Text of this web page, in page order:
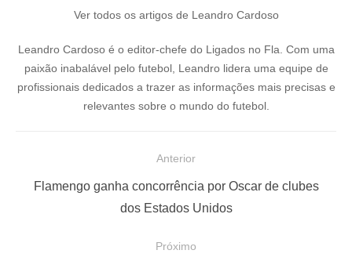
Ver todos os artigos de Leandro Cardoso
Leandro Cardoso é o editor-chefe do Ligados no Fla. Com uma
paixão inabalável pelo futebol, Leandro lidera uma equipe de
profissionais dedicados a trazer as informações mais precisas e
relevantes sobre o mundo do futebol.
Anterior
Flamengo ganha concorrência por Oscar de clubes
dos Estados Unidos
Próximo